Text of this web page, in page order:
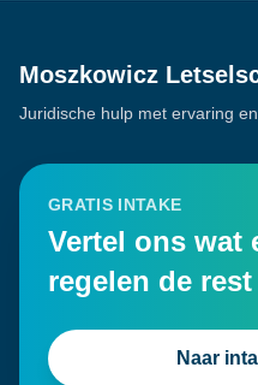
Moszkowicz
Juridische hulp met ervaring
GRATIS INTAKE
Vertel ons wat
regelen de rest
Naar